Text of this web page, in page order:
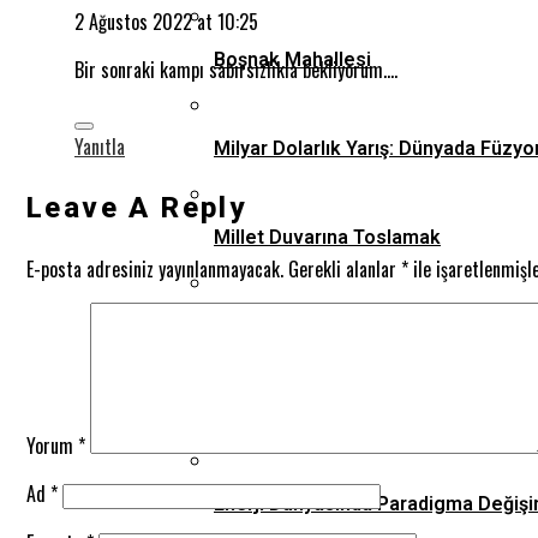
Boşnak Mahallesi
Milyar Dolarlık Yarış: Dünyada
Millet Duvarına Toslamak
Enerji Dünyasında Paradigma
2 Ağustos 2022 at 10:25
Bir sonraki kampı sabırsızlıkla bekliyorum….
Yanıtla
Leave A Reply
E-posta adresiniz yayınlanmayacak. Gerekli alanlar * ile
Yorum *
Ad *